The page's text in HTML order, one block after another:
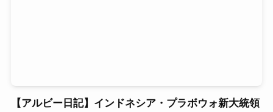
【アルビー日記】インドネシア・プラボウォ新大統領